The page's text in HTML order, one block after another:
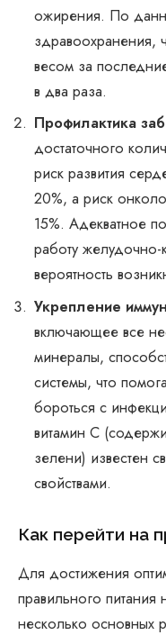
ожирения. По
весом за
в два раза.
Профилактика
достаточного
риск развития
20%, а риск
15%. Адекватное
работу желудочно-
вероятность
Укрепление
включающее все
минералы,
системы, что
бороться с
витамин C
зелени) известен
свойствами.
Как перейти на
Для достижения
правильного
несколько основных